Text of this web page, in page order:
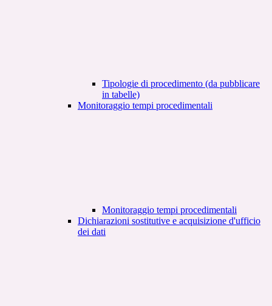
Tipologie di procedimento (da pubblicare
in tabelle)
Monitoraggio tempi procedimentali
Monitoraggio tempi procedimentali
Dichiarazioni sostitutive e acquisizione d'ufficio
dei dati